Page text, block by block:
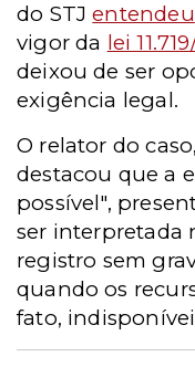
do STJentendeu
vigor da lei
deixou de ser
exigência legal.
O relator do
destacou que a
possível",
ser interpretada
registro sem
quando os
fato,